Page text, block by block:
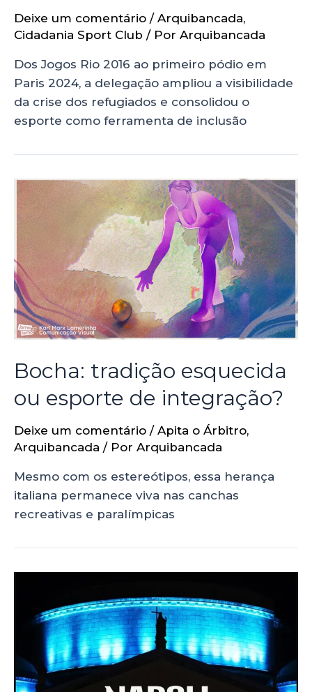
Deixe um comentário / Arquibancada,
Cidadania Sport Club / Por Arquibancada
Dos Jogos Rio 2016 ao primeiro pódio em
Paris 2024, a delegação ampliou a visibilidade
da crise dos refugiados e consolidou o
esporte como ferramenta de inclusão
Bocha: tradição esquecida
ou esporte de integração?
Deixe um comentário / Apita o Árbitro,
Arquibancada / Por Arquibancada
Mesmo com os estereótipos, essa herança
italiana permanece viva nas canchas
recreativas e paralímpicas